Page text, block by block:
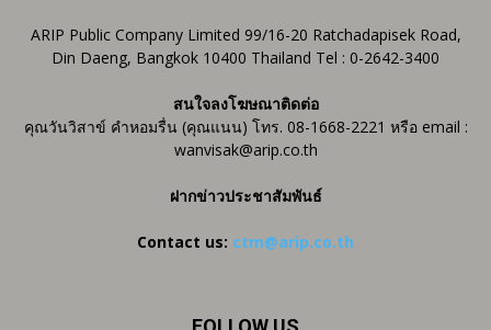
ARIP Public Company Limited 99/16-20 Ratchadapisek Road,
Din Daeng, Bangkok 10400 Thailand Tel : 0-2642-3400
สนใจลงโฆษณาติดต่อ
คุณวันวิสาข์ คำหอมรื่น (คุณแนน) โทร. 08-1668-2221 หรือ email :
wanvisak@arip.co.th
ฝากข่าวประชาสัมพันธ์
Contact us: ctm@arip.co.th